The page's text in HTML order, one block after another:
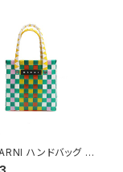
ハンドバッグ M
0M215 レデ